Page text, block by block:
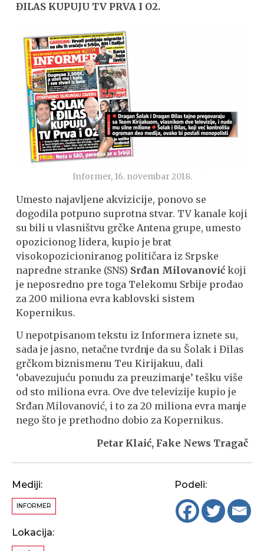
ĐILAS KUPUJU TV PRVA I O2.
Informer, 16. novembar 2018.
Umesto najavljene akvizicije, ponovo se
dogodila potpuno suprotna stvar. TV kanale koji
su bili u vlasništvu grčke Antena grupe, umesto
opozicionog lidera, kupio je brat
visokopozicioniranog političara iz Srpske
napredne stranke (SNS) Srđan Milovanović koji
je neposredno pre toga Telekomu Srbije prodao
za 200 miliona evra kablovski sistem
Kopernikus.
U nepotpisanom tekstu iz Informera iznete su,
sada je jasno, netačne tvrdnje da su Šolak i Đilas
grčkom biznismenu Teu Kirijakuu, dali
‘obavezujuću ponudu za preuzimanje’ tešku više
od sto miliona evra. Ove dve televizije kupio je
Srđan Milovanović, i to za 20 miliona evra manje
nego što je prethodno dobio za Kopernikus.
Petar Klaić, Fake News Tragač
Mediji:
INFORMER
Lokacija:
Podeli: